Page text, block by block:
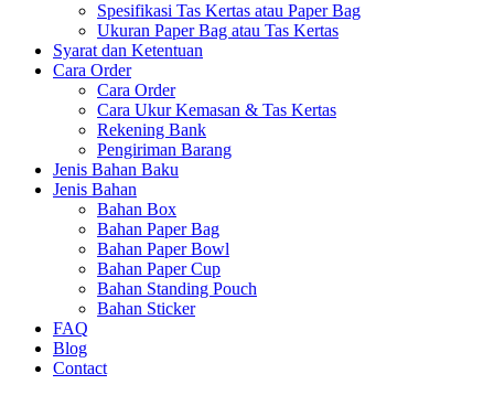
Spesifikasi Tas Kertas atau Paper Bag
Ukuran Paper Bag atau Tas Kertas
Syarat dan Ketentuan
Cara Order
Cara Order
Cara Ukur Kemasan & Tas Kertas
Rekening Bank
Pengiriman Barang
Jenis Bahan Baku
Jenis Bahan
Bahan Box
Bahan Paper Bag
Bahan Paper Bowl
Bahan Paper Cup
Bahan Standing Pouch
Bahan Sticker
FAQ
Blog
Contact